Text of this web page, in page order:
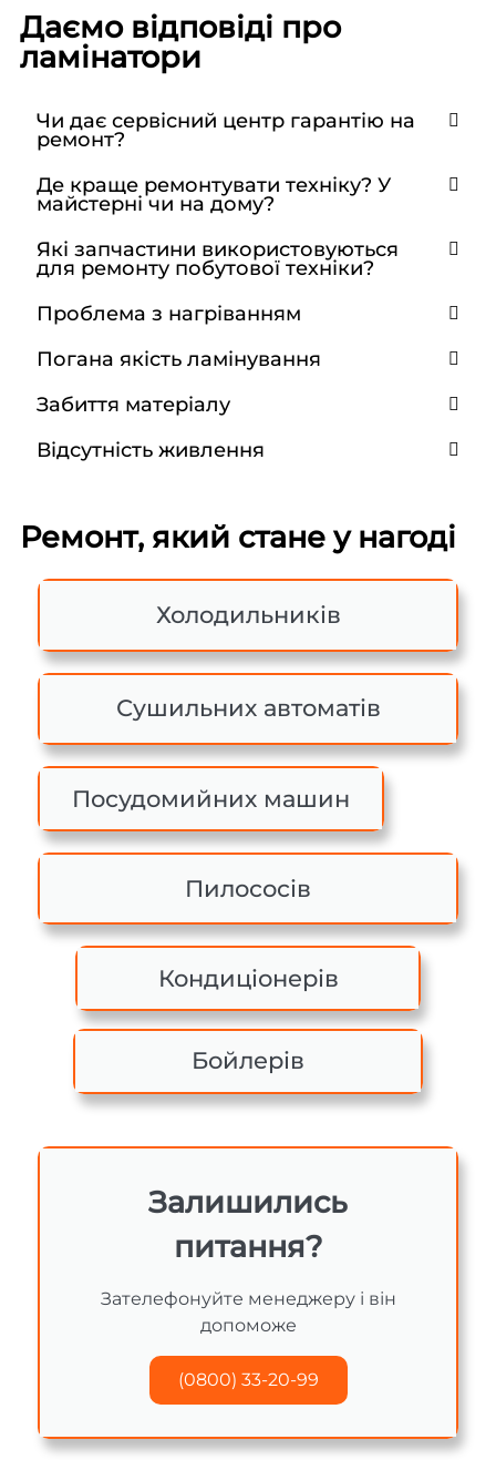
Даємо відповіді про
ламінатори
Чи дає сервісний центр гарантію на
ремонт?
Де краще ремонтувати техніку? У
майстерні чи на дому?
Які запчастини використовуються
для ремонту побутової техніки?
Проблема з нагріванням
Погана якість ламінування
Забиття матеріалу
Відсутність живлення
Ремонт, який стане у нагоді
Холодильників
Сушильних автоматів
Посудомийних машин
Пилососів
Кондиціонерів
Бойлерів
Залишились
питання?
Зателефонуйте менеджеру і він
допоможе
(0800) 33-20-99